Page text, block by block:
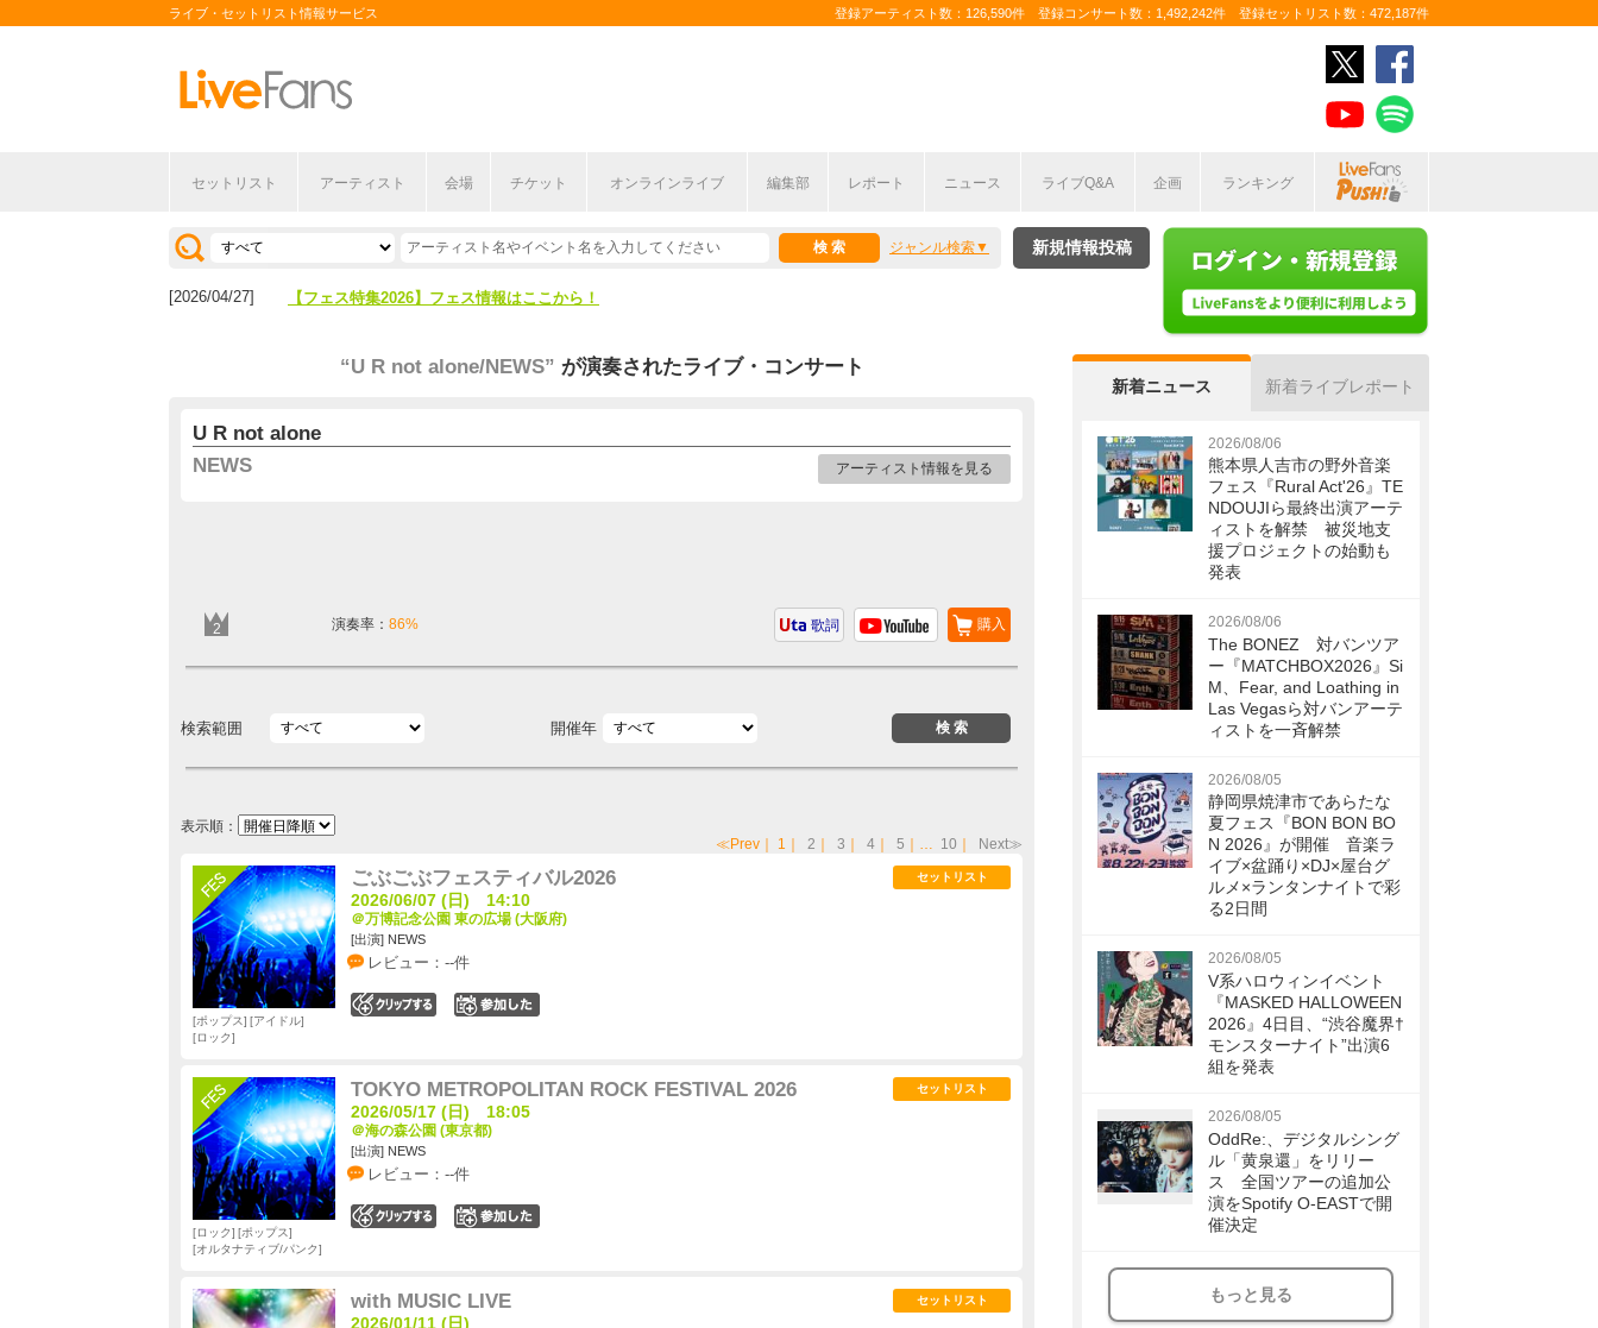
ライブ・セットリスト情報サービス 登録アーティスト数：126,590件 登録コンサート数：1,492,242件 登録セットリスト数：472,187件
セットリスト アーティスト 会場 チケット オンラインライブ 編集部 レポート ニュース ライブQ&A 企画 ランキング
ジャンル検索
[2026/07/28] 【ライブ動員ランキング】2026年上半期編発表！
[2026/04/27] 【フェス特集2026】フェス情報はここから！
新規情報投稿
“U R not alone/NEWS” が演奏されたライブ・コンサート
U R not alone
NEWS
アーティスト情報を見る
2 演奏率： 86% 購入
歌詞
検索範囲 開催年
表示順：
≪Prev ｜ 1 ｜ 2 ｜ 3 ｜ 4 ｜ 5 ｜… 10 ｜ Next≫
ごぶごぶフェスティバル2026
2026/06/07 (日) 14:10
＠万博記念公園 東の広場 (大阪府)
[出演] NEWS
レビュー：--件
セットリスト
ポップス
アイドル
ロック
TOKYO METROPOLITAN ROCK FESTIVAL 2026
2026/05/17 (日) 18:05
＠海の森公園 (東京都)
[出演] NEWS
レビュー：--件
セットリスト
ロック
ポップス
オルタナティブ/パンク
with MUSIC LIVE
2026/01/11 (日)
セットリスト
新着ニュース 新着ライブレポート
2026/08/06
熊本県人吉市の野外音楽
フェス『Rural Act'26』TE
NDOUJIら最終出演アーテ
ィストを解禁 被災地支
援プロジェクトの始動も
発表
2026/08/06
The BONEZ 対バンツア
ー『MATCHBOX2026』Si
M、Fear, and Loathing in
Las Vegasら対バンアーテ
ィストを一斉解禁
2026/08/05
静岡県焼津市であらたな
夏フェス『BON BON BO
N 2026』が開催 音楽ラ
イブ×盆踊り×DJ×屋台グ
ルメ×ランタンナイトで彩
る2日間
2026/08/05
V系ハロウィンイベント
『MASKED HALLOWEEN
2026』4日目、“渋谷魔界†
モンスターナイト”出演6
組を発表
2026/08/05
OddRe:、デジタルシング
ル「黄泉還」をリリー
ス 全国ツアーの追加公
演をSpotify O-EASTで開
催決定
もっと見る